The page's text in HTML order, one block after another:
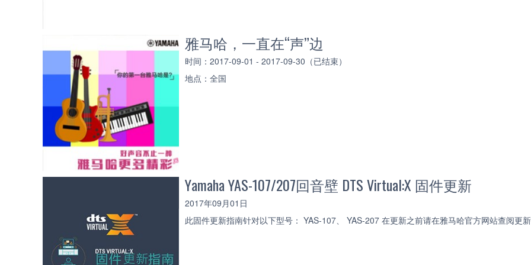
雅马哈，一直在“声”边
时间：2017-09-01 - 2017-09-30（已结束）
地点：全国
Yamaha YAS-107/207回音壁 DTS Virtual:X 固件更新
2017年09月01日
此固件更新指南针对以下型号： YAS-107、 YAS-207 在更新之前请在雅马哈官方网站查阅更新